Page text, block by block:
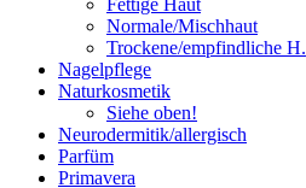
Fettige Haut
Normale/Mischhaut
Trockene/empfindliche H.
Nagelpflege
Naturkosmetik
Siehe oben!
Neurodermitik/allergisch
Parfüm
Primavera